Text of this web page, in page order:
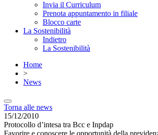
Invia il Curriculum
Prenota appuntamento in filiale
Blocco carte
La Sostenibilità
Indietro
La Sostenibilità
Home
>
News
Torna alle news
15/12/2010
Protocollo d’intesa tra Bcc e Inpdap
Favorire e conoscere le opportunità della